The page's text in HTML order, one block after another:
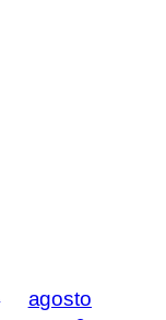
agosto